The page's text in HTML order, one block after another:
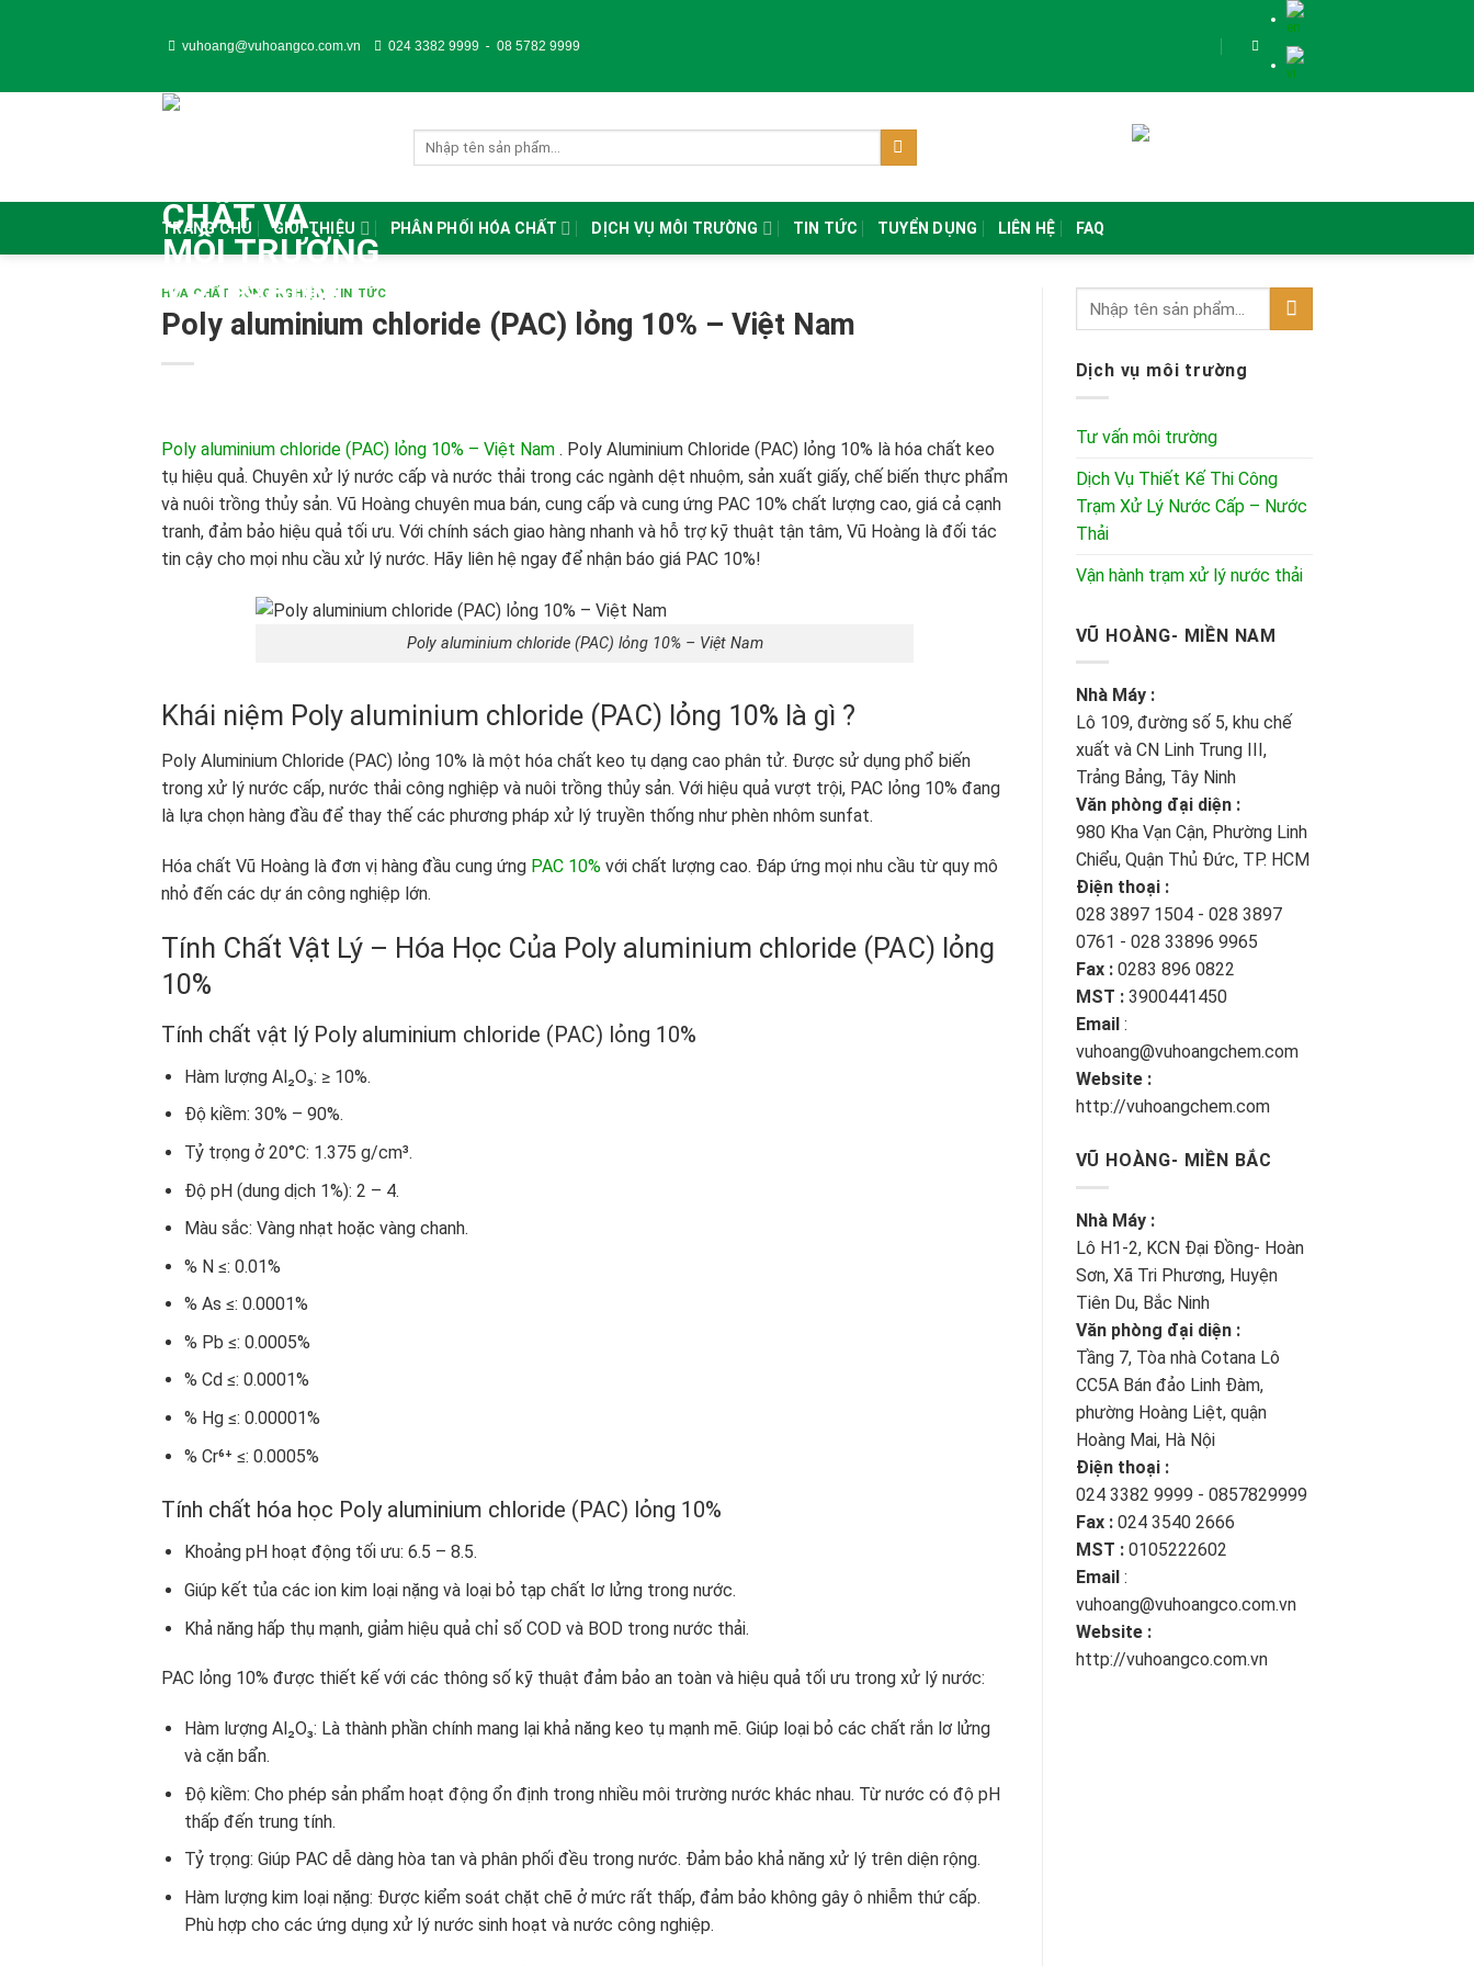
vuhoang@vuhoangco.com.vn 024 3382 9999 - 08 5782 9999
TRANG CHỦ GIỚI THIỆU PHÂN PHỐI HÓA CHẤT DỊCH VỤ MÔI TRƯỜNG TIN TỨC TUYỂN DỤNG LIÊN HỆ FAQ
HÓA CHẤT CÔNG NGHIỆP, TIN TỨC
Poly aluminium chloride (PAC) lỏng 10% – Việt Nam
Poly aluminium chloride (PAC) lỏng 10% – Việt Nam . Poly Aluminium Chloride (PAC) lỏng 10% là hóa chất keo
tụ hiệu quả. Chuyên xử lý nước cấp và nước thải trong các ngành dệt nhuộm, sản xuất giấy, chế biến thực phẩm
và nuôi trồng thủy sản. Vũ Hoàng chuyên mua bán, cung cấp và cung ứng PAC 10% chất lượng cao, giá cả cạnh
tranh, đảm bảo hiệu quả tối ưu. Với chính sách giao hàng nhanh và hỗ trợ kỹ thuật tận tâm, Vũ Hoàng là đối tác
tin cậy cho mọi nhu cầu xử lý nước. Hãy liên hệ ngay để nhận báo giá PAC 10%!
Poly aluminium chloride (PAC) lỏng 10% – Việt Nam
Khái niệm Poly aluminium chloride (PAC) lỏng 10% là gì ?
Poly Aluminium Chloride (PAC) lỏng 10% là một hóa chất keo tụ dạng cao phân tử. Được sử dụng phổ biến
trong xử lý nước cấp, nước thải công nghiệp và nuôi trồng thủy sản. Với hiệu quả vượt trội, PAC lỏng 10% đang
là lựa chọn hàng đầu để thay thế các phương pháp xử lý truyền thống như phèn nhôm sunfat.
Hóa chất Vũ Hoàng là đơn vị hàng đầu cung ứng PAC 10% với chất lượng cao. Đáp ứng mọi nhu cầu từ quy mô
nhỏ đến các dự án công nghiệp lớn.
Tính Chất Vật Lý – Hóa Học Của Poly aluminium chloride (PAC) lỏng
10%
Tính chất vật lý Poly aluminium chloride (PAC) lỏng 10%
Hàm lượng Al₂O₃: ≥ 10%.
Độ kiềm: 30% – 90%.
Tỷ trọng ở 20°C: 1.375 g/cm³.
Độ pH (dung dịch 1%): 2 – 4.
Màu sắc: Vàng nhạt hoặc vàng chanh.
% N ≤: 0.01%
% As ≤: 0.0001%
% Pb ≤: 0.0005%
% Cd ≤: 0.0001%
% Hg ≤: 0.00001%
% Cr⁶⁺ ≤: 0.0005%
Tính chất hóa học Poly aluminium chloride (PAC) lỏng 10%
Khoảng pH hoạt động tối ưu: 6.5 – 8.5.
Giúp kết tủa các ion kim loại nặng và loại bỏ tạp chất lơ lửng trong nước.
Khả năng hấp thụ mạnh, giảm hiệu quả chỉ số COD và BOD trong nước thải.
PAC lỏng 10% được thiết kế với các thông số kỹ thuật đảm bảo an toàn và hiệu quả tối ưu trong xử lý nước:
Hàm lượng Al₂O₃: Là thành phần chính mang lại khả năng keo tụ mạnh mẽ. Giúp loại bỏ các chất rắn lơ lửng
và cặn bẩn.
Độ kiềm: Cho phép sản phẩm hoạt động ổn định trong nhiều môi trường nước khác nhau. Từ nước có độ pH
thấp đến trung tính.
Tỷ trọng: Giúp PAC dễ dàng hòa tan và phân phối đều trong nước. Đảm bảo khả năng xử lý trên diện rộng.
Hàm lượng kim loại nặng: Được kiểm soát chặt chẽ ở mức rất thấp, đảm bảo không gây ô nhiễm thứ cấp.
Phù hợp cho các ứng dụng xử lý nước sinh hoạt và nước công nghiệp.
Dịch vụ môi trường
Tư vấn môi trường
Dịch Vụ Thiết Kế Thi Công
Trạm Xử Lý Nước Cấp – Nước
Thải
Vận hành trạm xử lý nước thải
VŨ HOÀNG- MIỀN NAM
Nhà Máy :
Lô 109, đường số 5, khu chế
xuất và CN Linh Trung III,
Trảng Bảng, Tây Ninh
Văn phòng đại diện :
980 Kha Vạn Cận, Phường Linh
Chiểu, Quận Thủ Đức, TP. HCM
Điện thoại :
028 3897 1504 - 028 3897
0761 - 028 33896 9965
Fax : 0283 896 0822
MST : 3900441450
Email :
vuhoang@vuhoangchem.com
Website :
http://vuhoangchem.com
VŨ HOÀNG- MIỀN BẮC
Nhà Máy :
Lô H1-2, KCN Đại Đồng- Hoàn
Sơn, Xã Tri Phương, Huyện
Tiên Du, Bắc Ninh
Văn phòng đại diện :
Tầng 7, Tòa nhà Cotana Lô
CC5A Bán đảo Linh Đàm,
phường Hoàng Liệt, quận
Hoàng Mai, Hà Nội
Điện thoại :
024 3382 9999 - 0857829999
Fax : 024 3540 2666
MST : 0105222602
Email :
vuhoang@vuhoangco.com.vn
Website :
http://vuhoangco.com.vn